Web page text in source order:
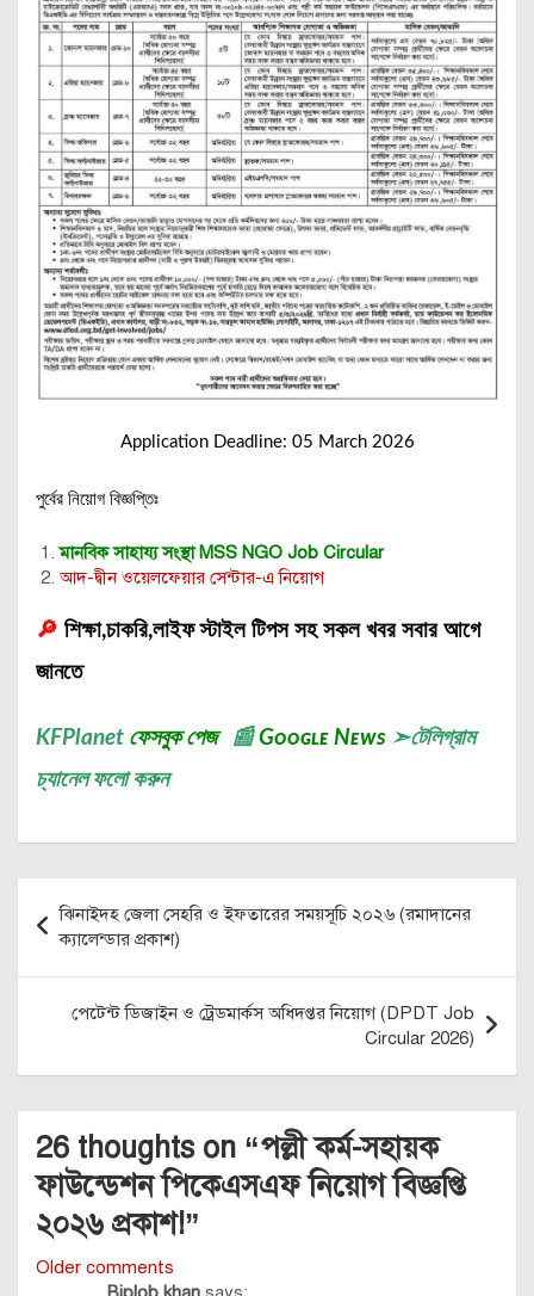
Application Deadline: 05 March 2026
পুর্বের নিয়োগ বিজ্ঞপ্তিঃ
মানবিক সাহায্য সংস্থা MSS NGO Job Circular
আদ-দ্বীন ওয়েলফেয়ার সেন্টার-এ নিয়োগ
🔎 শিক্ষা,চাকরি,লাইফ স্টাইল টিপস সহ সকল খবর সবার আগে
জানতে
KFPlanet ফেসবুক পেজ📰 Gᴏᴏɢʟᴇ Nᴇᴡs ➣টেলিগ্রাম
চ্যানেলফলো করুন
Post
navigation
ঝিনাইদহ জেলা সেহরি ও ইফতারের সময়সূচি ২০২৬ (রমাদানের
ক্যালেন্ডার প্রকাশ)
পেটেন্ট ডিজাইন ও ট্রেডমার্কস অধিদপ্তর নিয়োগ (DPDT Job
Circular 2026)
26 thoughts on “পল্লী কর্ম-সহায়ক
ফাউন্ডেশন পিকেএসএফ নিয়োগ বিজ্ঞপ্তি
২০২৬ প্রকাশ!”
Comments
Older comments